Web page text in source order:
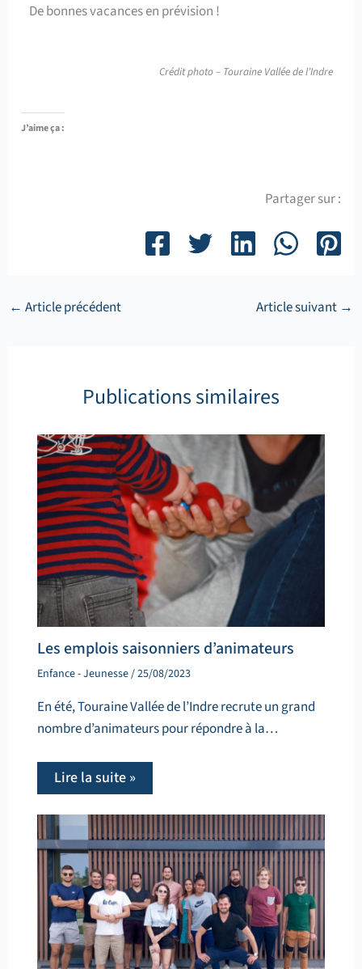
De bonnes vacances en prévision !
Crédit photo – Touraine Vallée de l’Indre
J’aime ça :
Partager sur :
← Article précédent Article suivant →
Publications similaires
Les emplois saisonniers d’animateurs
Enfance - Jeunesse/25/08/2023
En été, Touraine Vallée de l’Indre recrute un grand
nombre d’animateurs pour répondre à la…
Lire la suite »